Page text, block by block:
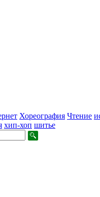
Хореография Чтение
хип-хоп шитье